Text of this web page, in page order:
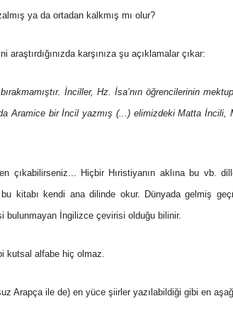
ya da ortadan kalkmış mı olur?
araştırdığınızda karşınıza şu açıklamalar çıkar:
İnciller, Hz. İsa’nın öğrencilerinin
Aramice bir İncil yazmış (...) elimizdeki Matta İncili,
çıkabilirseniz... Hiçbir Hıristiyanın aklına bu vb.
kitabı kendi ana dilinde okur. Dünyada gelmiş
bulunmayan İngilizce çevirisi olduğu bilinir.
kutsal alfabe hiç olmaz.
Arapça ile de) en yüce şiirler yazılabildiği gibi en